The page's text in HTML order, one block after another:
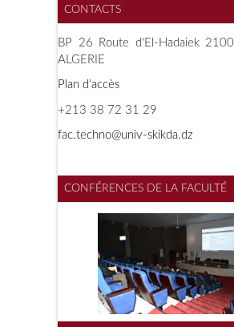
CONTACTS
BP 26 Route d'El-Hadaiek
ALGERIE
Plan d'accès
+213 38 72 31 29
fac.techno@univ-skikda.dz
CONFÉRENCES DE LA FACULTÉ